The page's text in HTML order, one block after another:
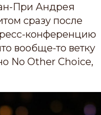
При Андрея
сразу после
конференцию
вообще-то ветку
No Other Choice,